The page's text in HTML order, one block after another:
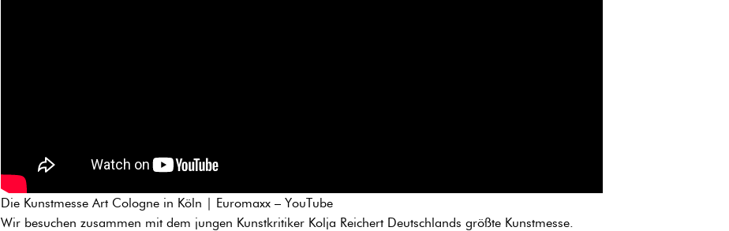
Die Kunstmesse Art Cologne in Köln | Euromaxx – YouTube
Wir besuchen zusammen mit dem jungen Kunstkritiker Kolja Reichert Deutschlands größte Kunstmesse.